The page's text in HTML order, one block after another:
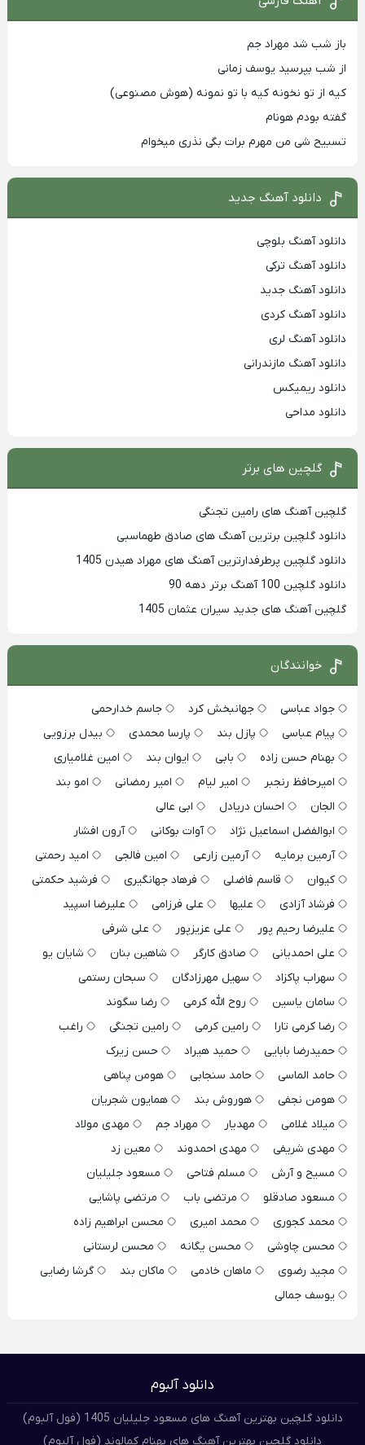
باز شب شد مهراد جم
از شب بپرسید یوسف زمانی
کیه از تو نخونه کیه با تو نمونه (هوش مصنوعی)
گفته بودم هونام
تسبیح شی من مهرم برات بگی نذری میخوام
دانلود آهنگ جدید
دانلود آهنگ بلوچی
دانلود آهنگ ترکی
دانلود آهنگ جدید
دانلود آهنگ کردی
دانلود آهنگ لری
دانلود آهنگ مازندرانی
دانلود ریمیکس
دانلود مداحی
گلچین های برتر
گلچین آهنگ های رامین تجنگی
دانلود گلچین برترین آهنگ های صادق طهماسبی
دانلود گلچین پرطرفدارترین آهنگ های مهراد هیدن 1405
دانلود گلچین 100 آهنگ برتر دهه 90
گلچین آهنگ های جدید سیران عثمان 1405
خوانندگان
جواد عباسی جهانبخش کرد
جاسم خدارحمی
پیام عباسی
پازل بند پارسا محمدی
بیدل برزویی
بهنام حسن زاده
بابی ایوان بند
امین غلامیاری
امیرحافظ رنجبر
امیر لیام امیر رمضانی
امو بند
الجان
احسان دریادل
ابی عالی
ابوالفضل اسماعیل نژاد
آوات بوکانی
آرون افشار
آرمین برمایه
آرمین زارعی امین فالجی
امید رحمتی
کیوان
قاسم فاضلی فرهاد جهانگیری
فرشید حکمتی
فرشاد آزادی
علیها علی فرزامی
علیرضا اسپید
علیرضا رحیم پور
علی عزیزپور
علی شرفی
علی احمدیانی
صادق کارگر شاهین بنان
شایان یو
سهراب پاکزاد
سهیل مهرزادگان
سبحان رستمی
سامان یاسین
روح الله کرمی
رضا سگوند
رضا کرمی تارا
رامین کرمی رامین تجنگی
راغب
حمیدرضا بابایی
حمید هیراد
حسن زیرک
حامد الماسی
حامد سنجابی
هومن پناهی
هومن نجفی
هوروش بند
همایون شجریان
میلاد غلامی
مهدیار مهراد جم
مهدی مولاد
مهدی شریفی
مهدی احمدوند
معین زد
مسیح و آرش
مسلم فتاحی
مسعود جلیلیان
مسعود صادقلو
مرتضی باب
مرتضی پاشایی
محمد کجوری
محمد امیری
محسن ابراهیم زاده
محسن چاوشی
محسن یگانه
محسن لرستانی
مجید رضوی
ماهان خادمی ماکان بند
گرشا رضایی
یوسف جمالی
دانلود آلبوم
دانلود گلچین بهترین آهنگ های مسعود جلیلیان 1405 (فول آلبوم)
دانلود گلچین بهترین آهنگ های بهنام کمالوند (فول آلبوم)